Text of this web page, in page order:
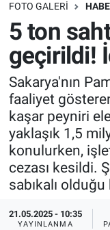
FOTO GALERI
5 ton
geçirildi!
Sakarya'nın
faaliyet
kaşar peyniri
yaklaşık 1,5
konulurken,
cezası kesildi.
sabıkalı
21.05.2025 - 10:35
YAYINLANMA
Bilim turu
Bilim ve
Doğa
Dünya
Ege Saati
Ege'den
Eğitim
Dünya
Teknoloji
Sağlık
Spor
Yayın Akışı
İletişim
Trafik
Süper Lig
Tüm
Son Dakika
Haber Arşivi